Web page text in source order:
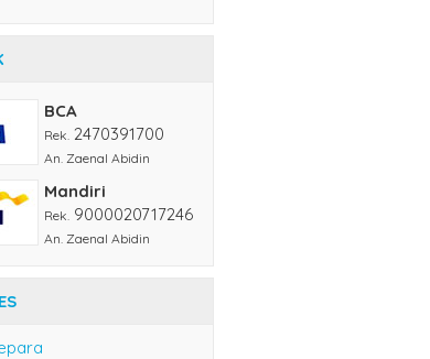
BCA
Rek.2470391700
An. Zaenal Abidin
Mandiri
Rek.9000020717246